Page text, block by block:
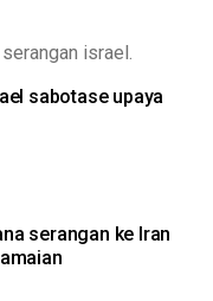
israel.
sabotase upaya
serangan ke Iran